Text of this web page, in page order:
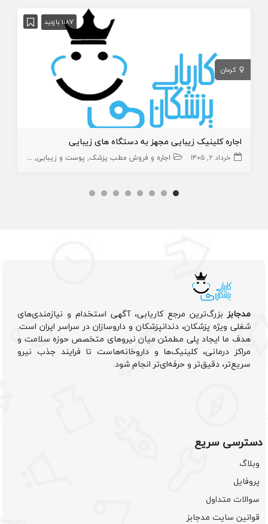
1187 بازدید
کرمان
اجاره کلینیک زیبایی مجهز به دستگاه های زیبایی
خرداد ۲, ۱۴۰۵ اجاره و فروش مطب پزشک پوست و زیبایی مطب
مدجابزبزرگ‌ترین مرجع کاریابی، آگهی استخدام و نیازمندی‌های
شغلی ویژه پزشکان، دندانپزشکان و داروسازان در سراسر ایران است.
هدف ما ایجاد پلی مطمئن میان نیروهای متخصص حوزه سلامت و
مراکز درمانی، کلینیک‌ها و داروخانه‌هاست تا فرایند جذب نیرو
سریع‌تر، دقیق‌تر و حرفه‌ای‌تر انجام شود.
دسترسی سریع
وبلاگ
پروفایل
سوالات متداول
قوانین سایت مدجابز